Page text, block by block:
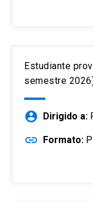
Estudiante
semestre
account_circle Dirigido a:
link Formato: